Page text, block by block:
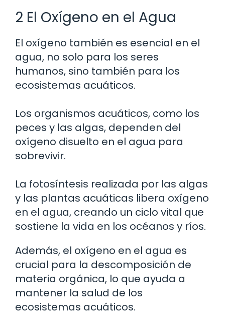
2 El Oxígeno en el Agua
El oxígeno también es esencial en el
agua, no solo para los seres
humanos, sino también para los
ecosistemas acuáticos.
Los organismos acuáticos, como los
peces y las algas, dependen del
oxígeno disuelto en el agua para
sobrevivir.
La fotosíntesis realizada por las algas
y las plantas acuáticas libera oxígeno
en el agua, creando un ciclo vital que
sostiene la vida en los océanos y ríos.
Además, el oxígeno en el agua es
crucial para la descomposición de
materia orgánica, lo que ayuda a
mantener la salud de los
ecosistemas acuáticos.